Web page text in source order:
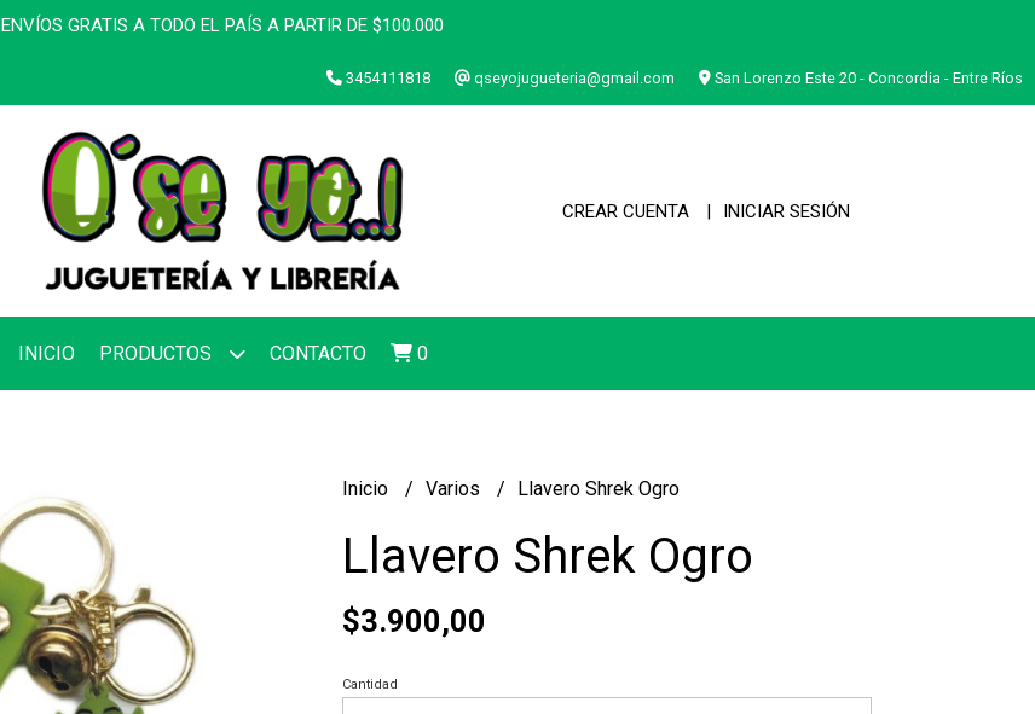
ENVÍOS GRATIS A TODO EL PAÍS A PARTIR DE $100.000
3454111818 qseyojugueteria@gmail.com San Lorenzo Este 20 - Concordia - Entre Ríos
CREAR CUENTA INICIAR SESIÓN
INICIO PRODUCTOS CONTACTO 0
Inicio Varios Llavero Shrek Ogro
Llavero Shrek Ogro
$3.900,00
Cantidad